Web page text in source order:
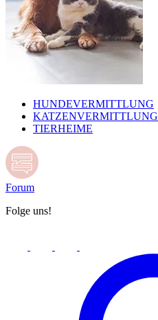
HUNDEVERMITTLUNG
KATZENVERMITTLUNG
TIERHEIME
Forum
Folge uns!